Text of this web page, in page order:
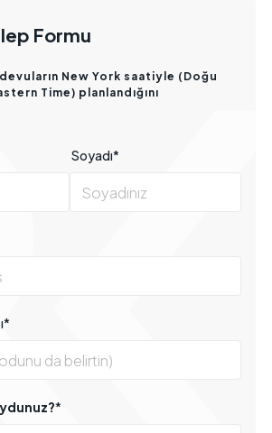
Formu
New York saatiyle (Doğu
Time) planlandığını
Soyadı*
*